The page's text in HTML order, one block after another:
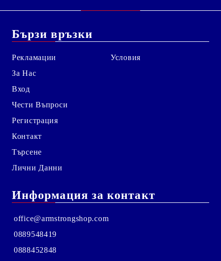
Бързи връзки
Рекламации
За Нас
Вход
Чести Въпроси
Регистрация
Контакт
Търсене
Лични Данни
Условия
Информация за контакт
office@armstrongshop.com
0889548419
0888452848